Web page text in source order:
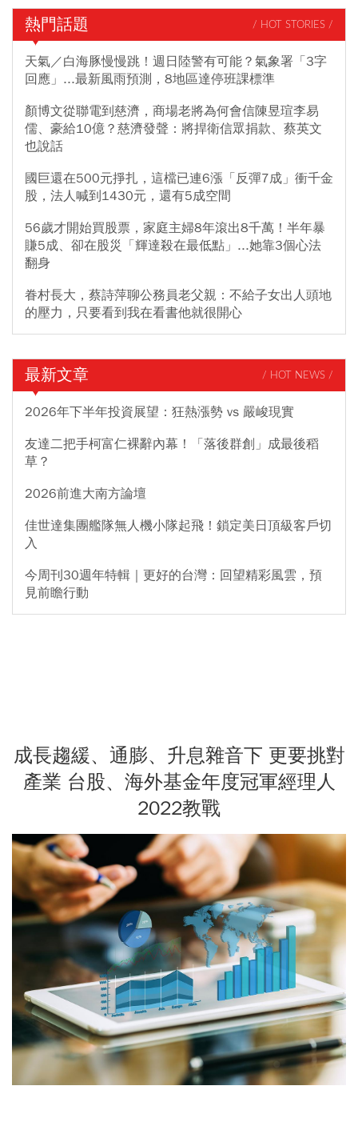
熱門話題 / HOT STORIES /
天氣／白海豚慢慢跳！週日陸警有可能？氣象署「3字
回應」...最新風雨預測，8地區達停班課標準
顏博文從聯電到慈濟，商場老將為何會信陳昱瑄李易
儒、豪給10億？慈濟發聲：將捍衛信眾捐款、蔡英文
也說話
國巨還在500元掙扎，這檔已連6漲「反彈7成」衝千金
股，法人喊到1430元，還有5成空間
56歲才開始買股票，家庭主婦8年滾出8千萬！半年暴
賺5成、卻在股災「輝達殺在最低點」...她靠3個心法
翻身
眷村長大，蔡詩萍聊公務員老父親：不給子女出人頭地
的壓力，只要看到我在看書他就很開心
最新文章 / HOT NEWS /
2026年下半年投資展望：狂熱漲勢 vs 嚴峻現實
友達二把手柯富仁裸辭內幕！「落後群創」成最後稻
草？
2026前進大南方論壇
佳世達集團艦隊無人機小隊起飛！鎖定美日頂級客戶切
入
今周刊30週年特輯｜更好的台灣：回望精彩風雲，預
見前瞻行動
成長趨緩、通膨、升息雜音下 更要挑對
產業 台股、海外基金年度冠軍經理人
2022教戰